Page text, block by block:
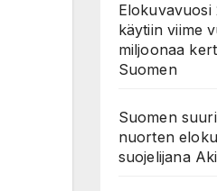
Elokuvavuosi
käytiin viime
miljoonaa
Suomen
Suomen
nuorten
suojelijana